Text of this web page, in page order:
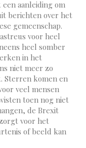
aanleiding om
berichten over het
gemeenschap.
voor heel
heel somber
in het
niet meer zo
Sterren komen en
veel mensen
toen nog niet
de Brexit
voor het
of beeld kan